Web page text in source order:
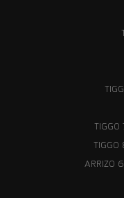
TIGGO
TIGGO
ARRIZO